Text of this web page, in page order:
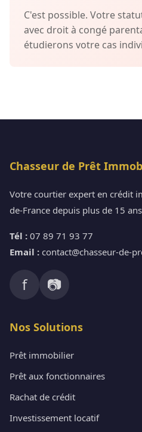
C'est possible. Votre
avec droit à congé
étudierons votre cas
Chasseur de Prêt
Votre courtier expert en crédit
de-France depuis plus de 15
Tél : 07 89 71 93 77
Email : contact@chasseur-de-
f 📷
Nos Solutions
Prêt immobilier
Prêt aux fonctionnaires
Rachat de crédit
Investissement locatif